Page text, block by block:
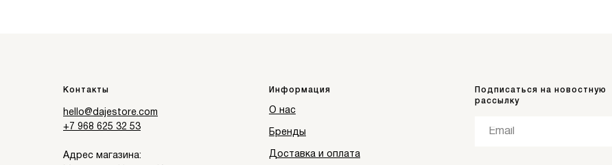
Контакты
hello@dajestore.com
+7 968 625 32 53
Адрес магазина:
Информация
О нас
Бренды
Доставка и оплата
Подписаться на новостную
рассылку